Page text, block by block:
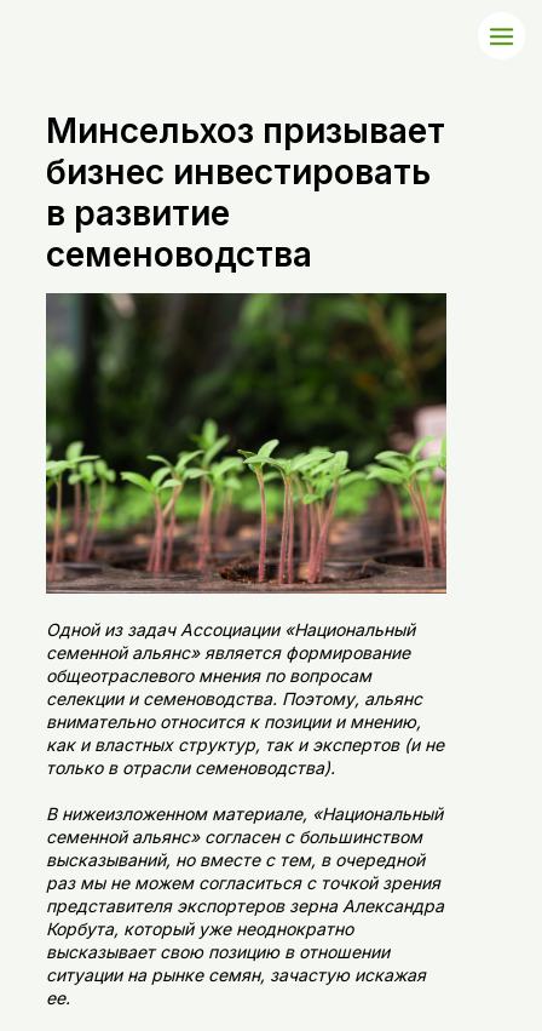
Минсельхоз призывает
бизнес инвестировать
в развитие
семеноводства
Одной из задач Ассоциации «Национальный
семенной альянс» является формирование
общеотраслевого мнения по вопросам
селекции и семеноводства. Поэтому, альянс
внимательно относится к позиции и мнению,
как и властных структур, так и экспертов (и не
только в отрасли семеноводства).
В нижеизложенном материале, «Национальный
семенной альянс» согласен с большинством
высказываний, но вместе с тем, в очередной
раз мы не можем согласиться с точкой зрения
представителя экспортеров зерна Александра
Корбута, который уже неоднократно
высказывает свою позицию в отношении
ситуации на рынке семян, зачастую искажая
ее.